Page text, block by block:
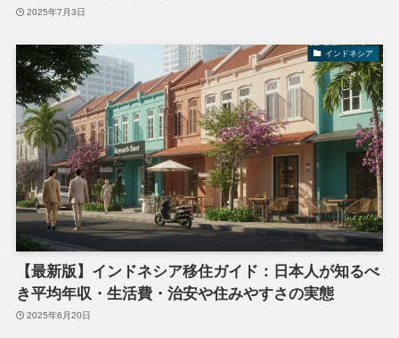
2025年7月3日
インドネシア
【最新版】インドネシア移住ガイド：日本人が知るべ
き平均年収・生活費・治安や住みやすさの実態
2025年6月20日